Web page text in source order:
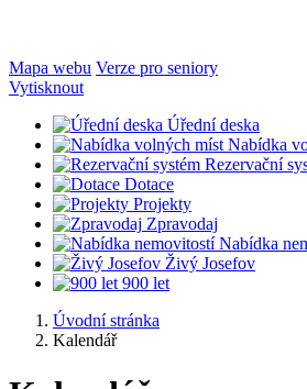
Mapa webu Verze pro seniory
Vytisknout
Úřední deska
Nabídka
Rezervační
Dotace
Projekty
Zpravodaj
Nabídka
Živý Josefov
900 let
Úvodní stránka
Kalendář